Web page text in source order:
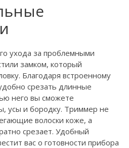
ухода за проблемными
замком, который
Благодаря встроенному
срезать длинные
него вы сможете
усы и бородку. Триммер не
волоски коже, а
срезает. Удобный
вас о готовности прибора